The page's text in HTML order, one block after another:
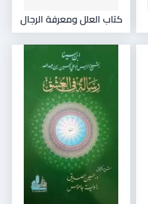
كتاب العلل ومعرفة الرجال